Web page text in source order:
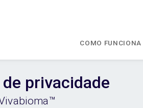
COMO FUNCIONA
privacidade